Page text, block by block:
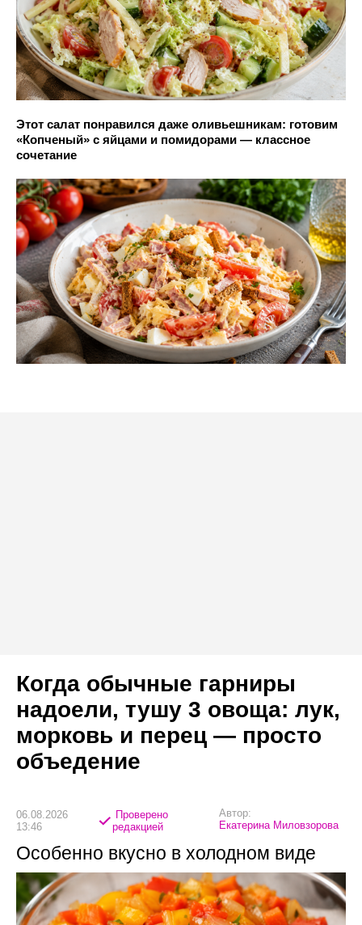
Этот салат понравился даже оливьешникам: готовим
«Копченый» с яйцами и помидорами — классное
сочетание
Когда обычные гарниры
надоели, тушу 3 овоща: лук,
морковь и перец — просто
объедение
06.08.2026
13:46
Проверено
редакцией
Автор:
Екатерина Миловзорова
Особенно вкусно в холодном виде